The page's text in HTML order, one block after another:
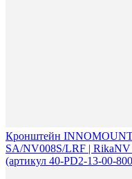
Кронштейн
SA/NV008S/LRF |
(артикул 40-PD2-13-00-